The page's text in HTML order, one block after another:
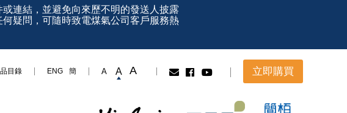
連結，並避免向來歷不明的發送人披露
疑問，可隨時致電煤氣公司客戶服務熱
目錄 ENG 簡 A A A 立即購買